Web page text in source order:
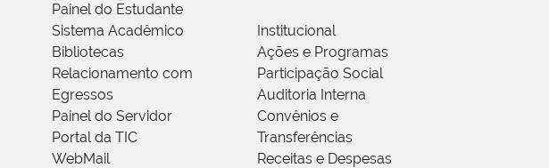
Painel do Estudante
Sistema Acadêmico
Bibliotecas
Relacionamento com
Egressos
Painel do Servidor
Portal da TIC
WebMail
Institucional
Ações e Programas
Participação Social
Auditoria Interna
Convênios e
Transferências
Receitas e Despesas